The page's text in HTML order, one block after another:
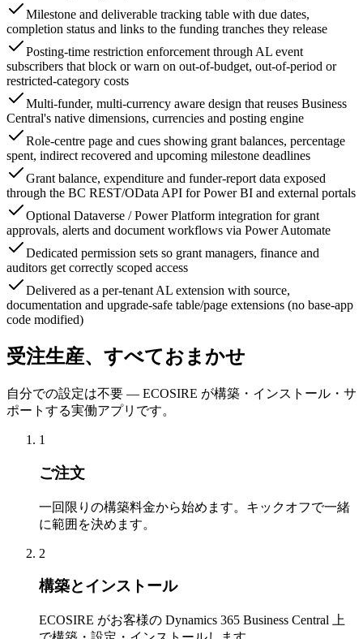
Milestone and deliverable tracking table with due dates,
completion status and links to the funding tranches they release
Posting-time restriction enforcement through AL event
subscribers that block or warn on out-of-budget, out-of-period or
restricted-category costs
Multi-funder, multi-currency aware design that reuses Business
Central's native dimensions, currencies and posting engine
Role-centre page and cues showing grant balances, percentage
spent, indirect recovered and upcoming milestone deadlines
Grant balance, expenditure and funder-report data exposed
through the BC REST/OData API for Power BI and external portals
Optional Dataverse / Power Platform integration for grant
approvals, alerts and document workflows via Power Automate
Dedicated permission sets so grant managers, finance and
auditors get correctly scoped access
Delivered as a per-tenant AL extension with source,
documentation and upgrade-safe table/page extensions (no base-app
code modified)
受注生産、すべておまかせ
自分での設定は不要 — ECOSIRE が構築・インストール・サ
ポートする実働アプリです。
1
ご注文
一回限りの構築料金から始めます。キックオフで一緒
に範囲を決めます。
2
構築とインストール
ECOSIRE がお客様の Dynamics 365 Business Central 上